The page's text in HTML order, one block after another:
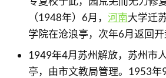
（1948年）6月， 河南大学迁
学院在沧浪亭，次年6月返回开
1949年4月苏州解放，苏州市
亭，由市文教局管理。1953年